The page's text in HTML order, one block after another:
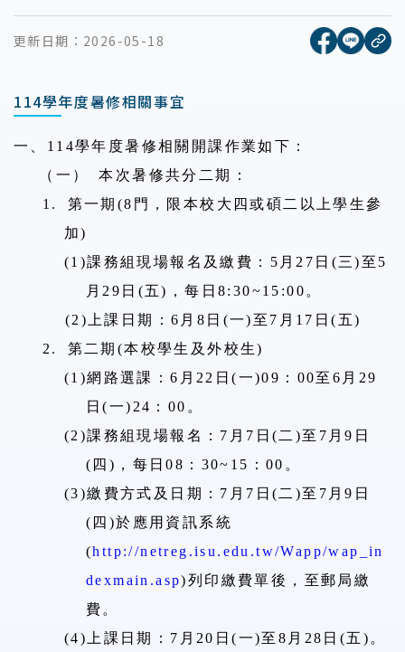
更新日期： 2026-05-18 [另開新
[另開
複
114學年度暑修相關事宜
一、 114學年度暑修相關開課作業如下：
（一）
本次暑修共分二期：
1.
第一期 (8 門，限本校大四或碩二以上學生參
加)
(1)課務組現場報名及繳費： 5 月 27 日 (三)至 5
月 29 日 (五) ，每日8:30~15:00 。
(2) 上課日期： 6 月 8 日 (一)至 7 月 17 日( 五)
2.
第二期 (本校學生及外校生)
(1)網路選課：6 月 22 日(一)09 ： 00至 6 月 29
日(一)24 ： 00 。
(2)課務組現場報名： 7 月 7 日( 二 )至 7 月9 日
( 四 ) ，每日08 ： 30~15 ：00 。
(3)繳費方式及日期： 7 月 7 日( 二 )至 7 月9 日
( 四 )於應用資訊系統
(http://netreg.isu.edu.tw/Wapp/wap_in
dexmain.asp)列印繳費單後，至郵局繳
費。
(4) 上課日期： 7 月 20 日(一)至 8 月 28 日 (五 ) 。